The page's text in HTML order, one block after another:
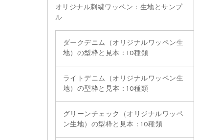
オリジナル刺繍ワッペン：生地とサンプ
ル
ダークデニム（オリジナルワッペン生
地）の型枠と見本：10種類
ライトデニム（オリジナルワッペン生
地）の型枠と見本：10種類
グリーンチェック（オリジナルワッペ
ン生地）の型枠と見本：10種類